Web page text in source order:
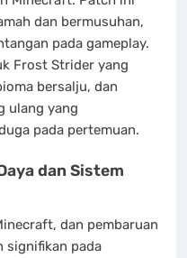
dan bermusuhan,
pada gameplay.
Frost Strider yang
bersalju, dan
ulang yang
pada pertemuan.
dan Sistem
dan pembaruan
signifikan pada